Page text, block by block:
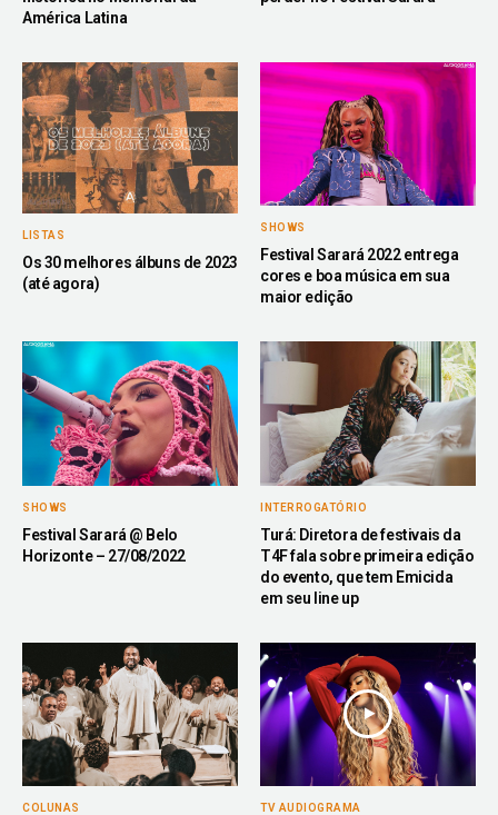
América Latina
LISTAS
Os 30 melhores álbuns de 2023
(até agora)
SHOWS
Festival Sarará 2022 entrega
cores e boa música em sua
maior edição
SHOWS
Festival Sarará @ Belo
Horizonte – 27/08/2022
INTERROGATÓRIO
Turá: Diretora de festivais da
T4F fala sobre primeira edição
do evento, que tem Emicida
em seu line up
COLUNAS TV AUDIOGRAMA